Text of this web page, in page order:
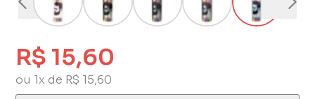
R$ 15,60
ou 1x de R$ 15,60